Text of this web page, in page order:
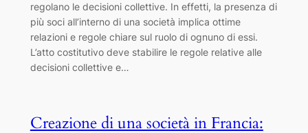
regolano le decisioni collettive. In effetti, la presenza di
più soci all’interno di una società implica ottime
relazioni e regole chiare sul ruolo di ognuno di essi.
L’atto costitutivo deve stabilire le regole relative alle
decisioni collettive e…
Creazione di una società in Francia: